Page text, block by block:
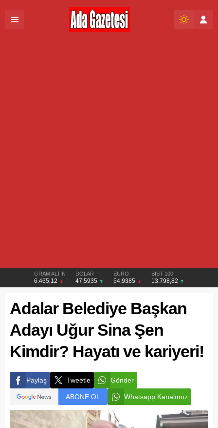
GRAM ALTIN
6.465,12
DOLAR
47,5935
EURO
54,9385
BIST 100
13.798,82
Adalar Belediye Başkan
Adayı Uğur Sina Şen
Kimdir? Hayatı ve kariyeri!
Paylaş Tweetle Gönder
ABONE OL Whatsapp Kanalımız